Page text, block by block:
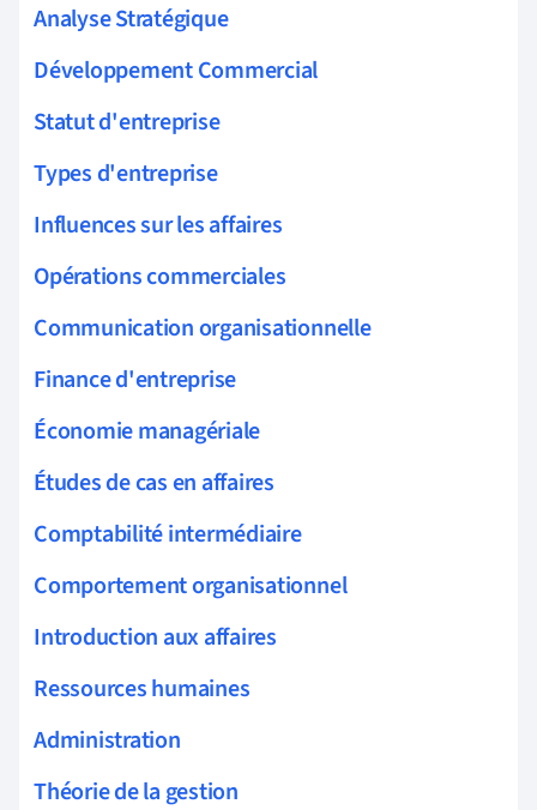
Analyse Stratégique
Développement Commercial
Statut d'entreprise
Types d'entreprise
Influences sur les affaires
Opérations commerciales
Communication organisationnelle
Finance d'entreprise
Économie managériale
Études de cas en affaires
Comptabilité intermédiaire
Comportement organisationnel
Introduction aux affaires
Ressources humaines
Administration
Théorie de la gestion